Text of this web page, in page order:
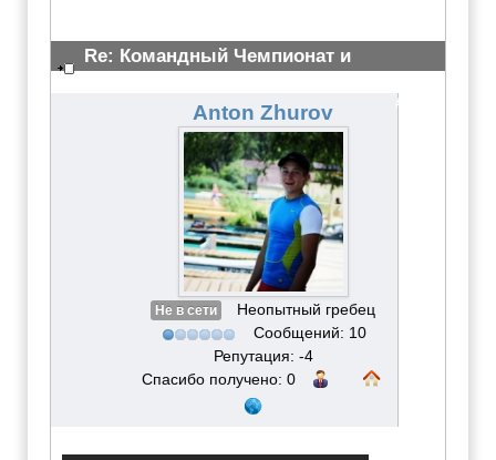
Re: Командный Чемпионат и
#3063
Anton Zhurov
Не в сети
Неопытный гребец
Сообщений: 10
Репутация: -4
Спасибо получено: 0